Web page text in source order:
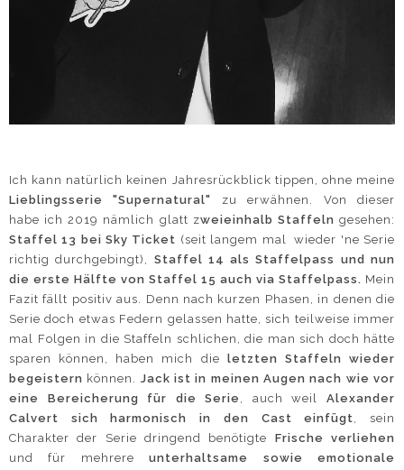
Ich kann natürlich keinen Jahresrückblick tippen, ohne meine
Lieblingsserie "Supernatural" zu erwähnen. Von dieser
habe ich 2019 nämlich glatt zweieinhalb Staffeln gesehen:
Staffel 13 bei Sky Ticket (seit langem mal wieder 'ne Serie
richtig durchgebingt), Staffel 14 als Staffelpass und nun
die erste Hälfte von Staffel 15 auch via Staffelpass. Mein
Fazit fällt positiv aus. Denn nach kurzen Phasen, in denen die
Serie doch etwas Federn gelassen hatte, sich teilweise immer
mal Folgen in die Staffeln schlichen, die man sich doch hätte
sparen können, haben mich die letzten Staffeln wieder
begeistern können. Jack ist in meinen Augen nach wie vor
eine Bereicherung für die Serie , auch weilAlexander
Calvert sich harmonisch in den Cast einfügt, sein
Charakter der Serie dringend benötigte Frische verliehen
und für mehrereunterhaltsame sowie emotionale